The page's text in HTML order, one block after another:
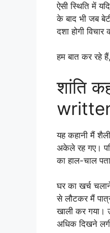
ऐसी स्थिति में
के बाद भी जब
दशा होगी विचार
हम बात कर रहे
शांति
यह कहानी मैं
अकेले रह गए।
का हाल-चाल
घर का खर्च
से लौटकर मैं
खाली कर गया।
अधिक दिखने